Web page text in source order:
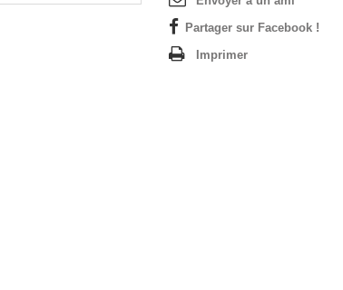
Partager sur Facebook !
Imprimer